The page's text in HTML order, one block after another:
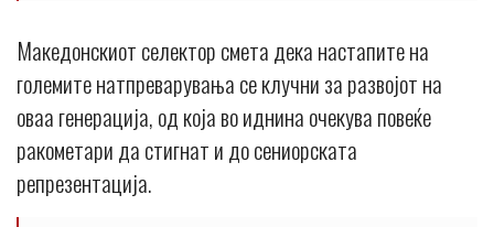
Македонскиот селектор смета дека настапите на
големите натпреварувања се клучни за развојот на
оваа генерација, од која во иднина очекува повеќе
ракометари да стигнат и до сениорската
репрезентација.